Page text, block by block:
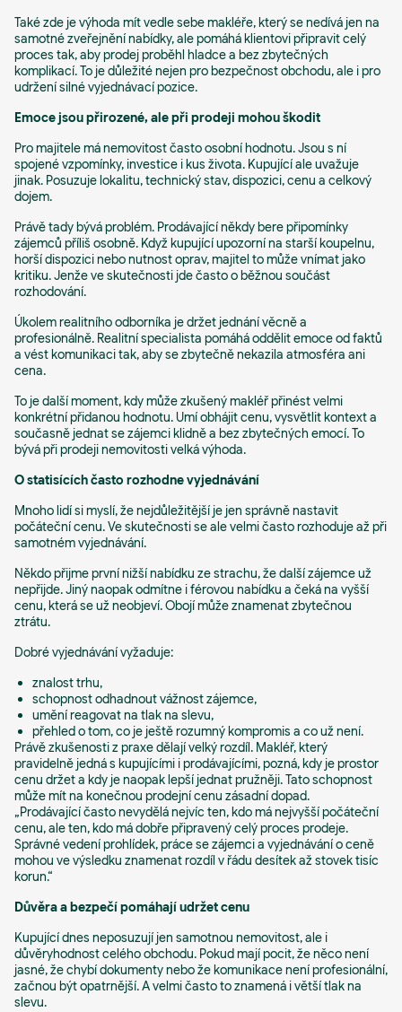
Také zde je výhoda mít vedle sebe makléře, který se nedívá jen na
samotné zveřejnění nabídky, ale pomáhá klientovi připravit celý
proces tak, aby prodej proběhl hladce a bez zbytečných
komplikací. To je důležité nejen pro bezpečnost obchodu, ale i pro
udržení silné vyjednávací pozice.
Emoce jsou přirozené, ale při prodeji mohou škodit
Pro majitele má nemovitost často osobní hodnotu. Jsou s ní
spojené vzpomínky, investice i kus života. Kupující ale uvažuje
jinak. Posuzuje lokalitu, technický stav, dispozici, cenu a celkový
dojem.
Právě tady bývá problém. Prodávající někdy bere připomínky
zájemců příliš osobně. Když kupující upozorní na starší koupelnu,
horší dispozici nebo nutnost oprav, majitel to může vnímat jako
kritiku. Jenže ve skutečnosti jde často o běžnou součást
rozhodování.
Úkolem realitního odborníka je držet jednání věcně a
profesionálně. Realitní specialista pomáhá oddělit emoce od faktů
a vést komunikaci tak, aby se zbytečně nekazila atmosféra ani
cena.
To je další moment, kdy může zkušený makléř přinést velmi
konkrétní přidanou hodnotu. Umí obhájit cenu, vysvětlit kontext a
současně jednat se zájemci klidně a bez zbytečných emocí. To
bývá při prodeji nemovitosti velká výhoda.
O statisících často rozhodne vyjednávání
Mnoho lidí si myslí, že nejdůležitější je jen správně nastavit
počáteční cenu. Ve skutečnosti se ale velmi často rozhoduje až při
samotném vyjednávání.
Někdo přijme první nižší nabídku ze strachu, že další zájemce už
nepřijde. Jiný naopak odmítne i férovou nabídku a čeká na vyšší
cenu, která se už neobjeví. Obojí může znamenat zbytečnou
ztrátu.
Dobré vyjednávání vyžaduje:
znalost trhu,
schopnost odhadnout vážnost zájemce,
umění reagovat na tlak na slevu,
přehled o tom, co je ještě rozumný kompromis a co už není.
Právě zkušenosti z praxe dělají velký rozdíl. Makléř, který
pravidelně jedná s kupujícími i prodávajícími, pozná, kdy je prostor
cenu držet a kdy je naopak lepší jednat pružněji. Tato schopnost
může mít na konečnou prodejní cenu zásadní dopad.
„Prodávající často nevydělá nejvíc ten, kdo má nejvyšší počáteční
cenu, ale ten, kdo má dobře připravený celý proces prodeje.
Správné vedení prohlídek, práce se zájemci a vyjednávání o ceně
mohou ve výsledku znamenat rozdíl v řádu desítek až stovek tisíc
korun.“
Důvěra a bezpečí pomáhají udržet cenu
Kupující dnes neposuzují jen samotnou nemovitost, ale i
důvěryhodnost celého obchodu. Pokud mají pocit, že něco není
jasné, že chybí dokumenty nebo že komunikace není profesionální,
začnou být opatrnější. A velmi často to znamená i větší tlak na
slevu.